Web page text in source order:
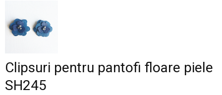
&
Clipsuri pentru pantofi floare piele
SH245